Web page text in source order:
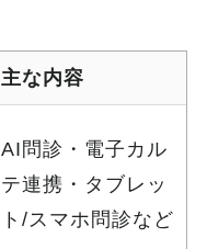
主な内容
AI問診・電子カル
テ連携・タブレッ
ト/スマホ問診など